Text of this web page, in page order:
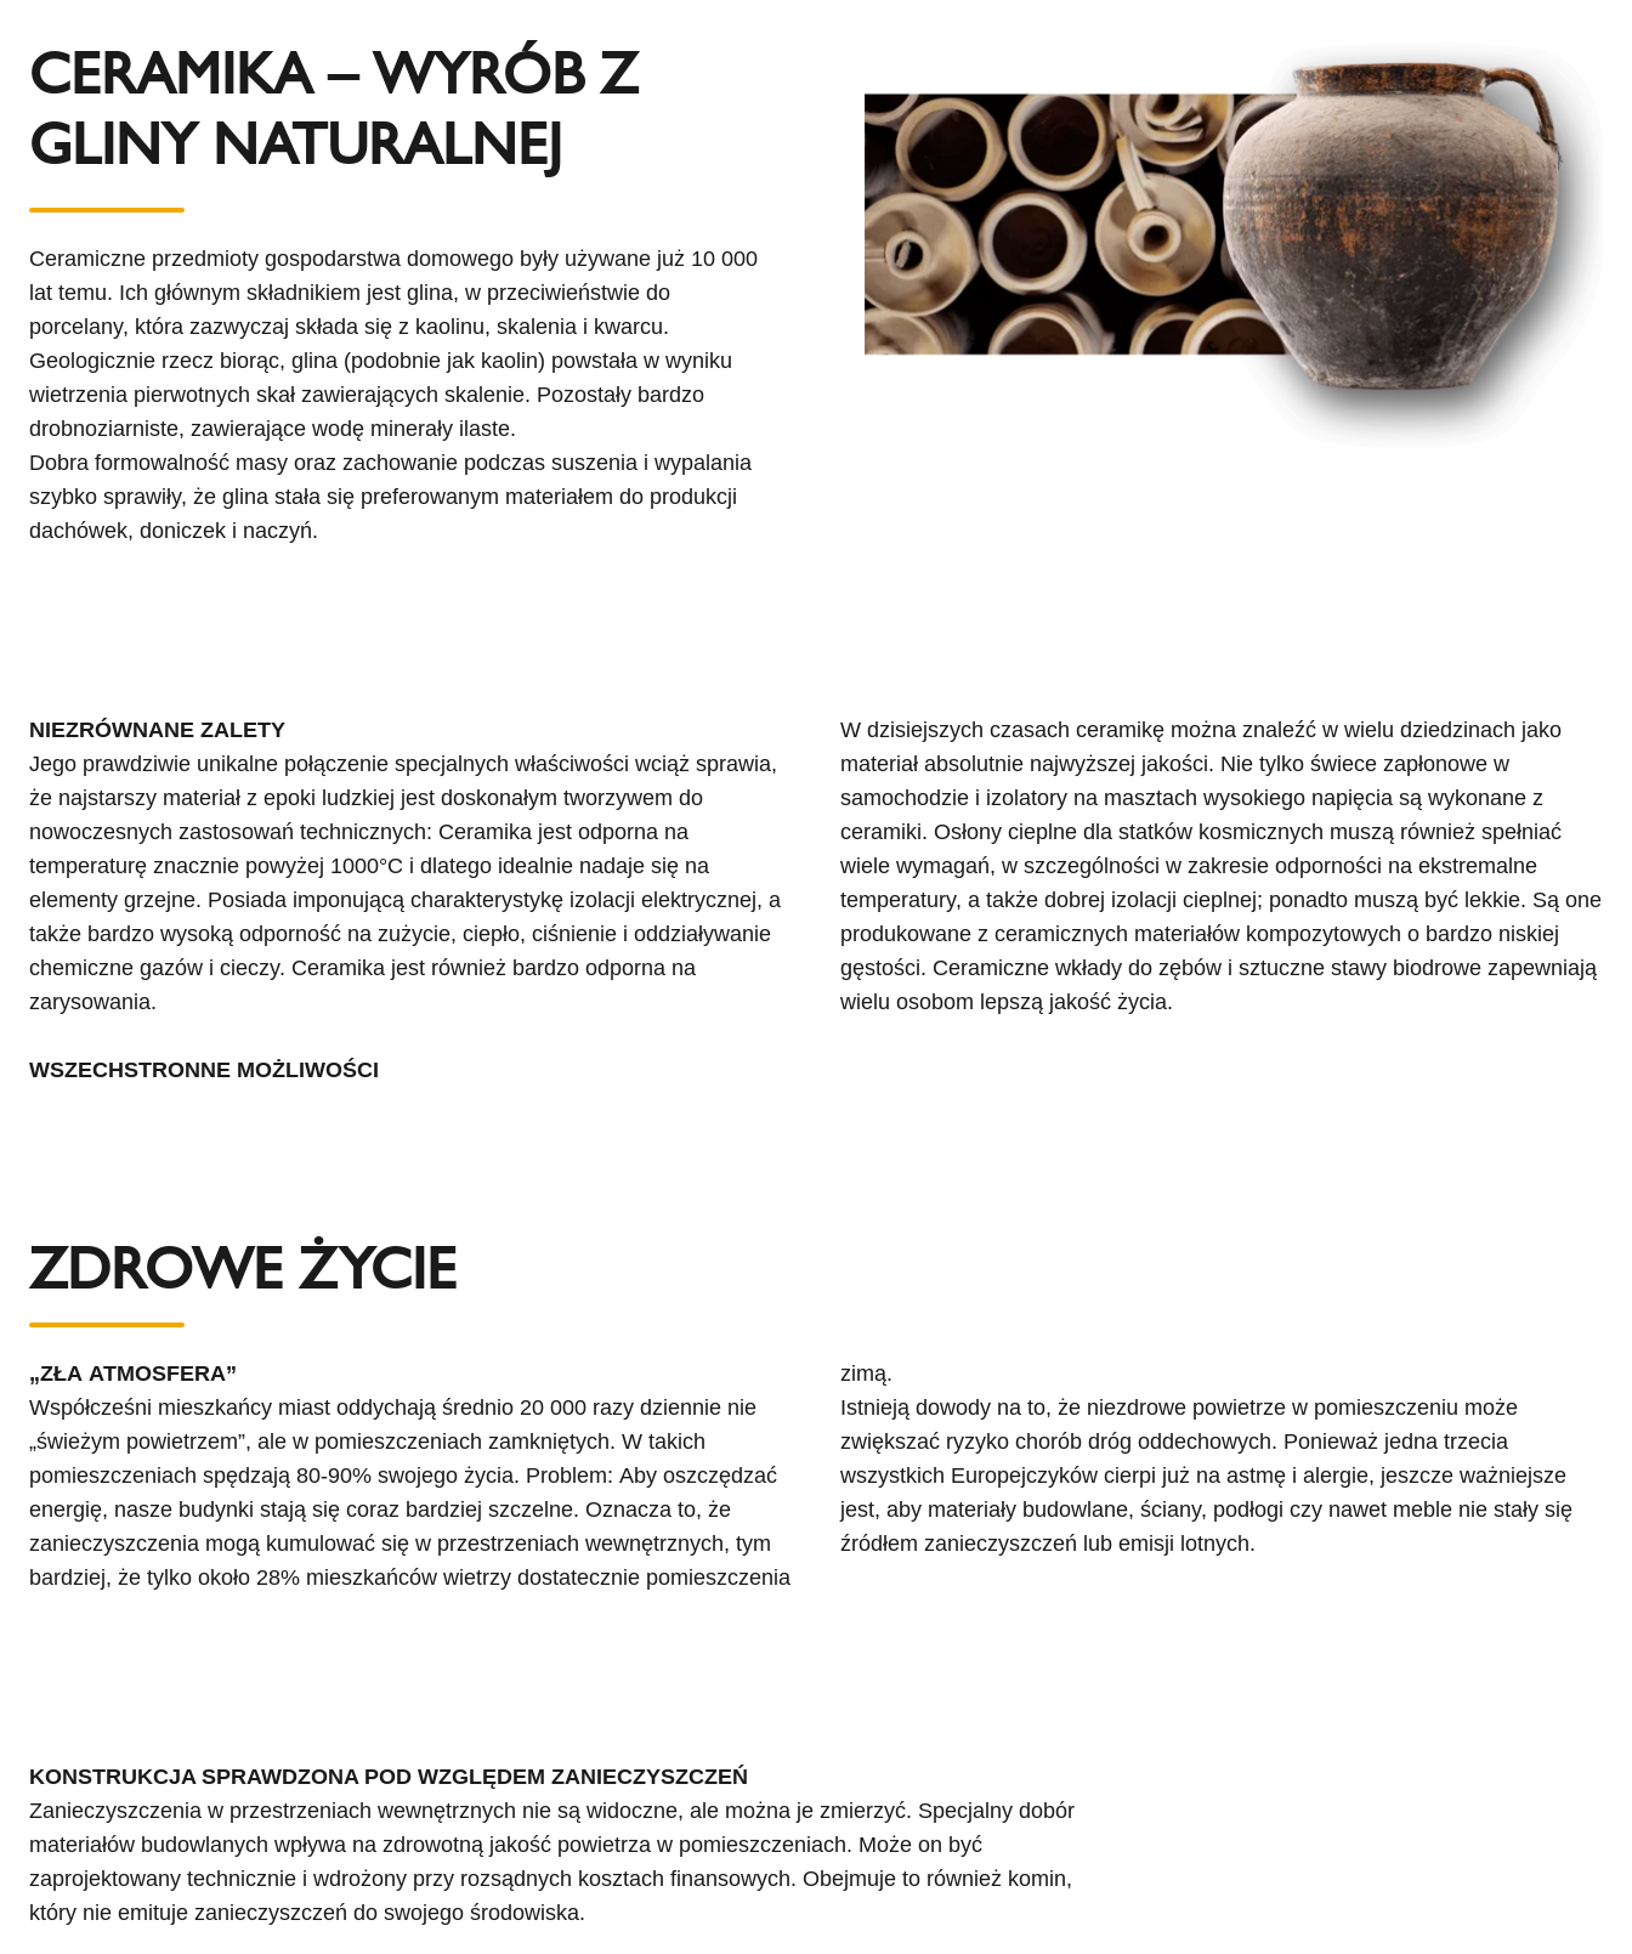
CERAMIKA – WYRÓB Z
GLINY NATURALNEJ
Ceramiczne przedmioty gospodarstwa domowego były używane już 10 000
lat temu. Ich głównym składnikiem jest glina, w przeciwieństwie do
porcelany, która zazwyczaj składa się z kaolinu, skalenia i kwarcu.
Geologicznie rzecz biorąc, glina (podobnie jak kaolin) powstała w wyniku
wietrzenia pierwotnych skał zawierających skalenie. Pozostały bardzo
drobnoziarniste, zawierające wodę minerały ilaste.
Dobra formowalność masy oraz zachowanie podczas suszenia i wypalania
szybko sprawiły, że glina stała się preferowanym materiałem do produkcji
dachówek, doniczek i naczyń.
NIEZRÓWNANE ZALETY
Jego prawdziwie unikalne połączenie specjalnych właściwości wciąż sprawia,
że najstarszy materiał z epoki ludzkiej jest doskonałym tworzywem do
nowoczesnych zastosowań technicznych: Ceramika jest odporna na
temperaturę znacznie powyżej 1000°C i dlatego idealnie nadaje się na
elementy grzejne. Posiada imponującą charakterystykę izolacji elektrycznej, a
także bardzo wysoką odporność na zużycie, ciepło, ciśnienie i oddziaływanie
chemiczne gazów i cieczy. Ceramika jest również bardzo odporna na
zarysowania.
WSZECHSTRONNE MOŻLIWOŚCI
W dzisiejszych czasach ceramikę można znaleźć w wielu dziedzinach jako
materiał absolutnie najwyższej jakości. Nie tylko świece zapłonowe w
samochodzie i izolatory na masztach wysokiego napięcia są wykonane z
ceramiki. Osłony cieplne dla statków kosmicznych muszą również spełniać
wiele wymagań, w szczególności w zakresie odporności na ekstremalne
temperatury, a także dobrej izolacji cieplnej; ponadto muszą być lekkie. Są one
produkowane z ceramicznych materiałów kompozytowych o bardzo niskiej
gęstości. Ceramiczne wkłady do zębów i sztuczne stawy biodrowe zapewniają
wielu osobom lepszą jakość życia.
ZDROWE ŻYCIE
„ZŁA ATMOSFERA”
Współcześni mieszkańcy miast oddychają średnio 20 000 razy dziennie nie
„świeżym powietrzem”, ale w pomieszczeniach zamkniętych. W takich
pomieszczeniach spędzają 80-90% swojego życia. Problem: Aby oszczędzać
energię, nasze budynki stają się coraz bardziej szczelne. Oznacza to, że
zanieczyszczenia mogą kumulować się w przestrzeniach wewnętrznych, tym
bardziej, że tylko około 28% mieszkańców wietrzy dostatecznie pomieszczenia
zimą.
Istnieją dowody na to, że niezdrowe powietrze w pomieszczeniu może
zwiększać ryzyko chorób dróg oddechowych. Ponieważ jedna trzecia
wszystkich Europejczyków cierpi już na astmę i alergie, jeszcze ważniejsze
jest, aby materiały budowlane, ściany, podłogi czy nawet meble nie stały się
źródłem zanieczyszczeń lub emisji lotnych.
KONSTRUKCJA SPRAWDZONA POD WZGLĘDEM ZANIECZYSZCZEŃ
Zanieczyszczenia w przestrzeniach wewnętrznych nie są widoczne, ale można je zmierzyć. Specjalny dobór
materiałów budowlanych wpływa na zdrowotną jakość powietrza w pomieszczeniach. Może on być
zaprojektowany technicznie i wdrożony przy rozsądnych kosztach finansowych. Obejmuje to również komin,
który nie emituje zanieczyszczeń do swojego środowiska.